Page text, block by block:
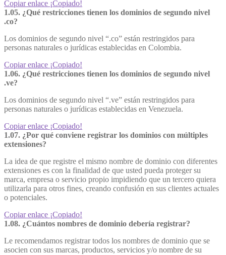
Copiar enlace ¡Copiado!
1.05. ¿Qué restricciones tienen los dominios de segundo nivel
.co?
Los dominios de segundo nivel “.co” están restringidos para
personas naturales o jurídicas establecidas en Colombia.
Copiar enlace ¡Copiado!
1.06. ¿Qué restricciones tienen los dominios de segundo nivel
.ve?
Los dominios de segundo nivel “.ve” están restringidos para
personas naturales o jurídicas establecidas en Venezuela.
Copiar enlace ¡Copiado!
1.07. ¿Por qué conviene registrar los dominios con múltiples
extensiones?
La idea de que registre el mismo nombre de dominio con diferentes
extensiones es con la finalidad de que usted pueda proteger su
marca, empresa o servicio propio impidiendo que un tercero quiera
utilizarla para otros fines, creando confusión en sus clientes actuales
o potenciales.
Copiar enlace ¡Copiado!
1.08. ¿Cuántos nombres de dominio debería registrar?
Le recomendamos registrar todos los nombres de dominio que se
asocien con sus marcas, productos, servicios y/o nombre de su